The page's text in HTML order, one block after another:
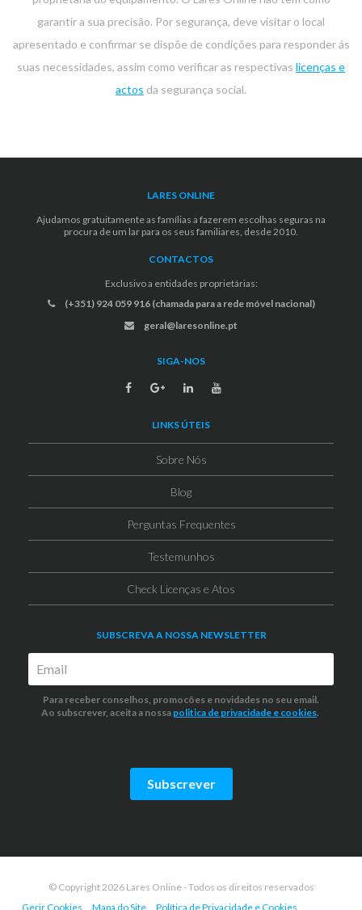
garantir a sua precisão. Por segurança, deve visitar o local
apresentado e confirmar se dispõe de condições para responder ás
suas necessidades, assim como verificar as respectivas licenças e
actos da segurança social.
LARES ONLINE
Ajudamos gratuitamente as famílias a fazerem escolhas seguras na
procura de um lar para os seus familiares, desde 2010.
CONTACTOS
Exclusivo a entidades proprietárias:
(+351) 924 059 916 (chamada para a rede móvel nacional)
geral@laresonline.pt
SIGA-NOS
LINKS ÚTEIS
Sobre Nós
Blog
Perguntas Frequentes
Testemunhos
Check Licenças e Atos
SUBSCREVA A NOSSA NEWSLETTER
Para receber conselhos, promocões e novidades no seu email.
Ao subscrever, aceita a nossa politica de privacidade e cookies.
Subscrever
© Copyright 2026 Lares Online - Todos os direitos reservados
Gerir Cookies
Mapa do Site Política de Privacidade e Cookies